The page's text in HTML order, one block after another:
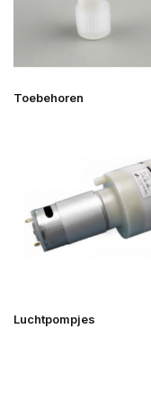
Toebehoren
Luchtpompjes